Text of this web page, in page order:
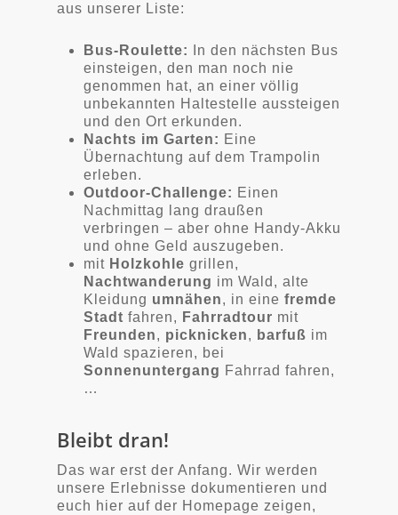
aus unserer Liste:
Bus-Roulette:
In den nächsten Bus
einsteigen, den man noch nie
genommen hat, an einer völlig
unbekannten Haltestelle aussteigen
und den Ort erkunden.
Nachts im Garten: Eine
Übernachtung auf dem Trampolin
erleben.
Outdoor-Challenge: Einen
Nachmittag lang draußen
verbringen – aber ohne Handy-Akku
und ohne Geld auszugeben.
mit Holzkohle grillen,
Nachtwanderung im Wald, alte
Kleidung umnähen, in eine fremde
Stadt fahren, Fahrradtour mit
Freunden, picknicken, barfuß im
Wald spazieren, bei
Sonnenuntergang Fahrrad fahren,
…
Bleibt dran!
Das war erst der Anfang. Wir werden
unsere Erlebnisse dokumentieren und
euch hier auf der Homepage zeigen,